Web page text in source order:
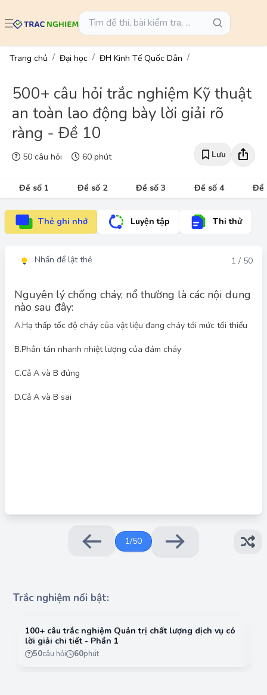
Trang chủ Đại học ĐH Kinh Tế Quốc Dân
500+ câu hỏi trắc nghiệm Kỹ thuật
an toàn lao động bày lời giải rõ
ràng - Đề 10
50 câu hỏi 60 phút Lưu
Đề số 1 Đề số 2 Đề số 3 Đề số 4 Đề
Thẻ ghi nhớ Luyện tập Thi thử
Nhấn để lật thẻ 1 / 50
Nguyên lý chống cháy, nổ thường là các nội dung
nào sau đây:
A.Hạ thấp tốc độ cháy của vật liệu đang cháy tới mức tối thiểu
B.Phân tán nhanh nhiệt lượng của đám cháy
C.Cả A và B đúng
D.Cả A và B sai
Nguyên lý chống cháy, nổ bao gồm nhiều biện pháp, trong đó
có việc hạ thấp tốc độ cháy của vật liệu (A) và phân tán nhanh
nhiệt lượng của đám cháy (B) để ngăn chặn sự lan rộng và
1/50
Trắc nghiệm nổi bật:
100+ câu trắc nghiệm Quản trị chất lượng dịch vụ có
lời giải chi tiết - Phần 1
50câu hỏi 60phút